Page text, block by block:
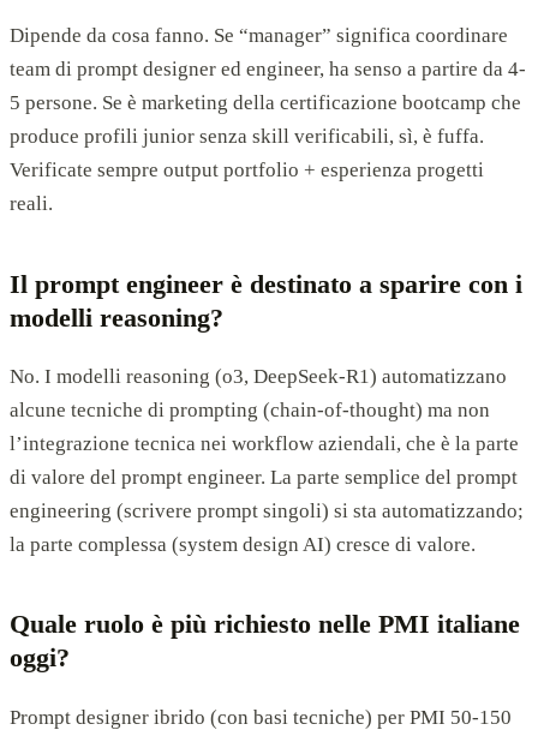
Dipende da cosa fanno. Se “manager” significa coordinare
team di prompt designer ed engineer, ha senso a partire da 4-
5 persone. Se è marketing della certificazione bootcamp che
produce profili junior senza skill verificabili, sì, è fuffa.
Verificate sempre output portfolio + esperienza progetti
reali.
Il prompt engineer è destinato a sparire con i
modelli reasoning?
No. I modelli reasoning (o3, DeepSeek-R1) automatizzano
alcune tecniche di prompting (chain-of-thought) ma non
l’integrazione tecnica nei workflow aziendali, che è la parte
di valore del prompt engineer. La parte semplice del prompt
engineering (scrivere prompt singoli) si sta automatizzando;
la parte complessa (system design AI) cresce di valore.
Quale ruolo è più richiesto nelle PMI italiane
oggi?
Prompt designer ibrido (con basi tecniche) per PMI 50-150